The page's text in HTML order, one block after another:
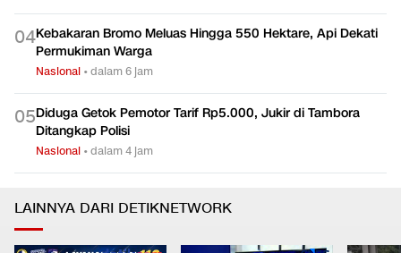
04Kebakaran Bromo Meluas Hingga 550 Hektare, Api Dekati
Permukiman Warga
Nasional •dalam 6 jam
05Diduga Getok Pemotor Tarif Rp5.000, Jukir di Tambora
Ditangkap Polisi
Nasional •dalam 4 jam
LAINNYA DARI DETIKNETWORK